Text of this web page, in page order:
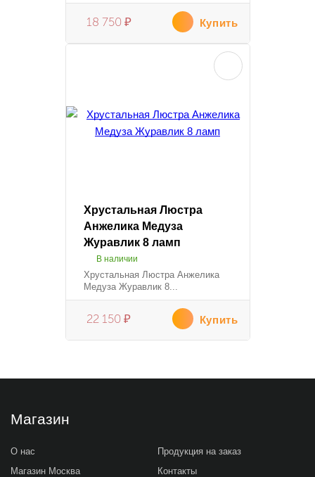
18 750 ₽ Купить
Хрустальная Люстра
Анжелика Медуза
Журавлик 8 ламп
В наличии
Хрустальная Люстра Анжелика
Медуза Журавлик 8...
22 150 ₽ Купить
Магазин
О нас
Магазин Москва
Продукция на заказ
Контакты